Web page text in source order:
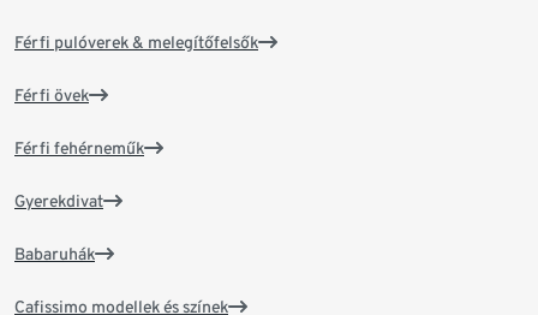
Férfi pulóverek & melegítőfelsők
Férfi övek
Férfi fehérneműk
Gyerekdivat
Babaruhák
Cafissimo modellek és színek